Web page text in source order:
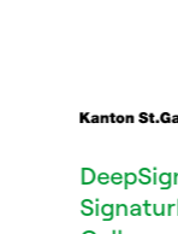
DeepSign